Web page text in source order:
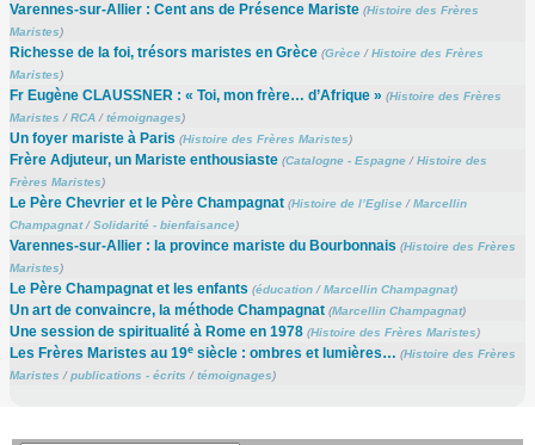
Varennes-sur-Allier : Cent ans de Présence Mariste (Histoire des Frères
Maristes)
Richesse de la foi, trésors maristes en Grèce (Grèce/Histoire des Frères
Maristes)
Fr Eugène CLAUSSNER : « Toi, mon frère… d’Afrique » (Histoire des Frères
Maristes /RCA/témoignages)
Un foyer mariste à Paris (Histoire des Frères Maristes)
Frère Adjuteur, un Mariste enthousiaste (Catalogne - Espagne/Histoire des
Frères Maristes)
Le Père Chevrier et le Père Champagnat (Histoire de l’Eglise/Marcellin
Champagnat/Solidarité - bienfaisance)
Varennes-sur-Allier : la province mariste du Bourbonnais (Histoire des Frères
Maristes)
Le Père Champagnat et les enfants (éducation/Marcellin Champagnat)
Un art de convaincre, la méthode Champagnat (Marcellin Champagnat)
Une session de spiritualité à Rome en 1978 (Histoire des Frères Maristes)
Les Frères Maristes au 19esiècle : ombres et lumières… (Histoire des Frères
Maristes /publications - écrits /témoignages)